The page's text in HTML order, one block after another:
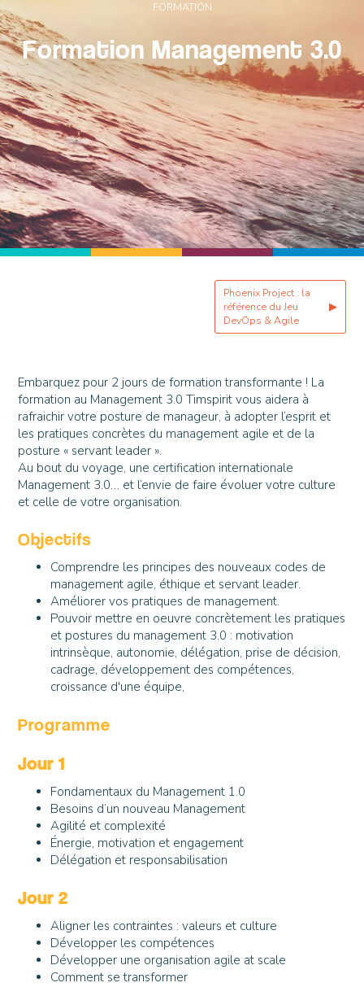
FORMATION
Formation Management 3.0
Phoenix Project : la
référence du Jeu
DevOps & Agile
▶
Embarquez pour 2 jours de formation transformante ! La
formation au Management 3.0 Timspirit vous aidera à
rafraichir votre posture de manageur, à adopter l’esprit et
les pratiques concrètes du management agile et de la
posture « servant leader ».
Au bout du voyage, une certification internationale
Management 3.0… et l’envie de faire évoluer votre culture
et celle de votre organisation.
Objectifs
Comprendre les principes des nouveaux codes de
management agile, éthique et servant leader.
Améliorer vos pratiques de management.
Pouvoir mettre en oeuvre concrètement les pratiques
et postures du management 3.0 : motivation
intrinsèque, autonomie, délégation, prise de décision,
cadrage, développement des compétences,
croissance d'une équipe,
Programme
Jour 1
Fondamentaux du Management 1.0
Besoins d’un nouveau Management
Agilité et complexité
Énergie, motivation et engagement
Délégation et responsabilisation
Jour 2
Aligner les contraintes : valeurs et culture
Développer les compétences
Développer une organisation agile at scale
Comment se transformer